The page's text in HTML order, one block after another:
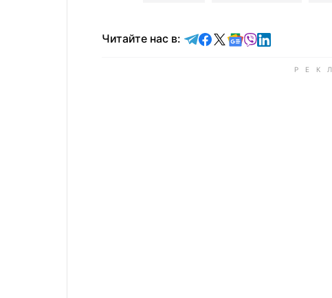
Читайте нас в: Читайте в Telegram
Читайте в Facebook
Читайте в X
Читайте в
Читайте в
Читайте в